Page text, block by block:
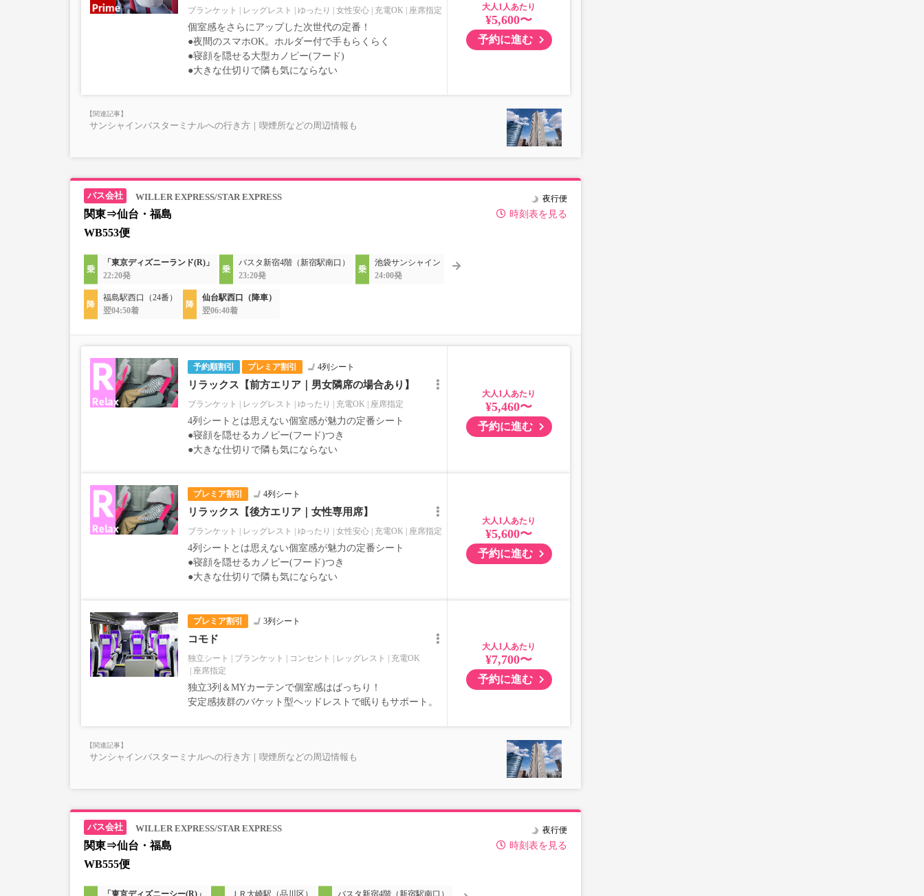
ブランケット レッグレスト ゆったり 女性安心 充電OK 座席指定
個室感をさらにアップした次世代の定番！
●夜間のスマホOK。ホルダー付で手もらくらく
●寝顔を隠せる大型カノピー(フード)
●大きな仕切りで隣も気にならない
大人
¥5,600〜
予約に進む
サンシャインバスターミナルへの行き方｜喫煙所などの周辺情報も
WILLER EXPRESS/STAR EXPRESS
関東⇒仙台・福島
WB553便
時刻表を見る
夜行便
「東京ディズニーランド(R)」
22:20発
バスタ新宿4階（新宿駅南口）
23:20発
池袋サンシャイン
24:00発
福島駅西口（24番）
翌04:50着
仙台駅西口（降車）
翌06:40着
予約順割引 プレミア割引 4列シート
リラックス【前方エリア｜男女隣席の場合あり】
ブランケット レッグレスト ゆったり 充電OK 座席指定
4列シートとは思えない個室感が魅力の定番シート
●寝顔を隠せるカノピー(フード)つき
●大きな仕切りで隣も気にならない
大人
¥5,460〜
予約に進む
プレミア割引 4列シート
リラックス【後方エリア｜女性専用席】
ブランケット レッグレスト ゆったり 女性安心 充電OK 座席指定
4列シートとは思えない個室感が魅力の定番シート
●寝顔を隠せるカノピー(フード)つき
●大きな仕切りで隣も気にならない
大人
¥5,600〜
予約に進む
プレミア割引 3列シート
コモド
独立シート ブランケット コンセント レッグレスト
充電OK
座席指定
独立3列＆MYカーテンで個室感はばっちり！
安定感抜群のバケット型ヘッドレストで眠りもサポート。
大人
¥7,700〜
予約に進む
サンシャインバスターミナルへの行き方｜喫煙所などの周辺情報も
WILLER EXPRESS/STAR EXPRESS
関東⇒仙台・福島
WB555便
時刻表を見る
夜行便
「東京ディズニーシー(R)」 ＪＲ大崎駅（品川区） バスタ新宿4階（新宿駅南口）